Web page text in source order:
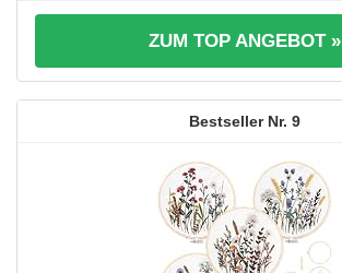
ZUM TOP ANGEBOT »
9